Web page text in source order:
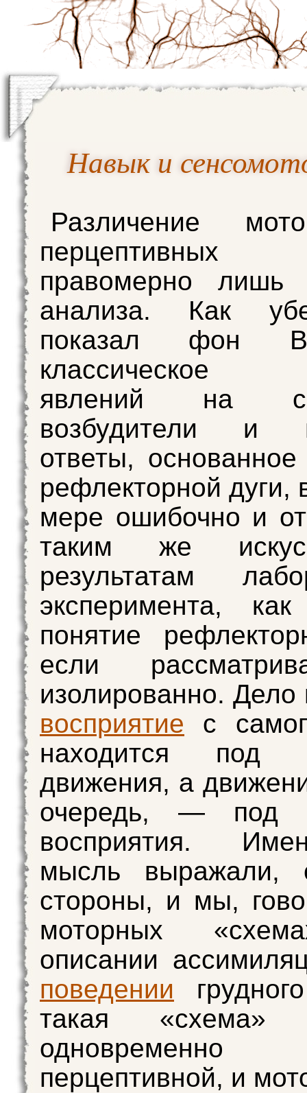
Навык и
Различение
перцептивных
правомерно
анализа. Как
показал фон
классическое
явлений на
возбудители и
ответы,
рефлекторной дуги,
мере ошибочно и
таким же
результатам
эксперимента,
понятие
если
изолированно. Дело
восприятие с
находится под
движения, а
очередь, — под
восприятия.
мысль выражали,
стороны, и мы,
моторных
описании
поведении
такая «схема»
перцептивной, и